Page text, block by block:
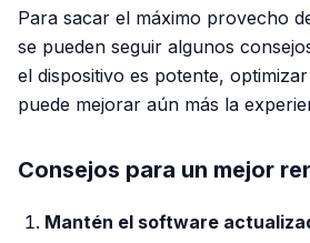
Para sacar el máximo provecho
se pueden seguir algunos
el dispositivo es potente,
puede mejorar aún más la
Consejos para un mejor
Mantén el software